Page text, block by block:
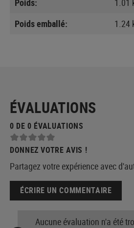
Poids emballé:
1.24
ÉVALUATIONS
0 DE 0 ÉVALUATIONS
DONNEZ VOTRE AVIS !
Partagez votre expérience avec
ÉCRIRE UN COMMENTAIRE
Aucune évaluation n'a été